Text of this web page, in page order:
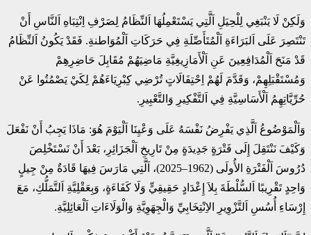
وَلَكِنْ لَا يَنْبَغِي لِلْحِيَلِ اَلَّتِي يَسْتَعْمِلُهَا اَلنِّظَامُ لِصَرْفِ اِنْتِبَاهِ اَلنَّاسِ أَنْ
تَنْتَصِرَ عَلَى اَلبَرَاءَةِ اَلْمُتَأَصِّلَةِ فِي حَرَكَاتِ اَلْمُوَاطنةِ. فَقَدْ يَكُونُ اَلنِّظَامُ
قَدْ مَنَحَ اَلْمُدَافِعِينَ عَنِ اَلْأَمَازِيغِيَّةِ مَاضِيَهُمْ مُقَابِلَ حَاضِرِهِمْ
وَمُسْتَقْبَلِهِمْ، وَقَدَّمَ لَهُمْ اِحْتِفَالَاتٍ تُرْضِي كِبْرِيَاءَهُمْ لِكَيْ يَصْمُتُوا عَنْ
حُرِّيَّاتِهِمُ اَلْأَسَاسِيَّةِ فِي اَلتَّفْكِيرِ وَالتَّعْبِيرِ.
وَاَلْمَوْضُوعُ اَلَّذِي يَفْرِضُ نَفْسَهُ عَلَى وَعْيِنَا اَلْيَوْمَ هُوَ: مَاذَا يَجِبُ أَنْ نَفْعَلَ
وَكَيْفَ نَنْتَقِلَ إِلَى فَتْرَةٍ جَدِيدَةٍ مِنْ تَارِيخِ اَلْجَزَائِرِ، بَعْدَ أَنْ نَسْتَخْلِصَ
دُرُوسَ اَلْفَتْرَةِ الأُولَى (1962–2025)، اَلَّتِي مَارَسَ فِيهَا قَادَةٌ مِنْ جِيلٍ
وَاحِدٍ تَقْرِيبًا اَلسُّلْطَةَ بِلاَ إِعْدَادٍ حَقِيقِيٍّ وَلَا كَفَاءَةٍ، وَبِعَقْلِيَّةِ اَلتَّمَلُّكِ، مَعَ
إِرْسَاءِ أُسُسِ اَلتَّزْوِيرِ الاِنْتِخَابِيِّ وَالْجِهَوِيَّةِ وَالْوَلَاءَاتِ اَلْعَائِلِيَّةِ.